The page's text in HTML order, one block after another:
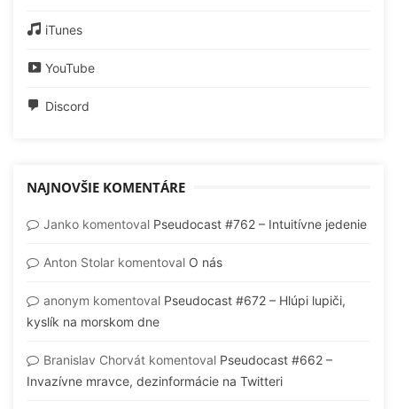
iTunes
YouTube
Discord
NAJNOVŠIE KOMENTÁRE
Janko komentoval Pseudocast #762 – Intuitívne jedenie
Anton Stolar komentoval O nás
anonym komentoval Pseudocast #672 – Hlúpi lupiči,
kyslík na morskom dne
Branislav Chorvát komentoval Pseudocast #662 –
Invazívne mravce, dezinformácie na Twitteri